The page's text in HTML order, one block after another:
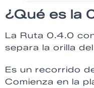
¿Qué es la
La Ruta 0.4.0
separa la orilla
Es un recorrido
Comienza en la